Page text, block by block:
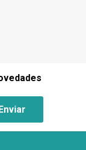
Enviar